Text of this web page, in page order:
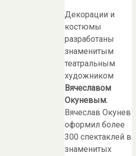
Декорации и
костюмы
разработаны
знаменитым
театральным
художником
Вячеславом
Окуневым.
Вячеслав Окунев
оформил более
300 спектаклей в
знаменитых